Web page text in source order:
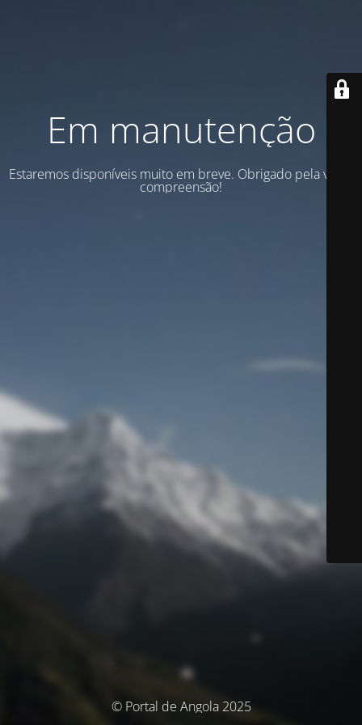
Em manutenção
Estaremos disponíveis muito em breve. Obrigado pela vossa
compreensão!
© Portal de Angola 2025